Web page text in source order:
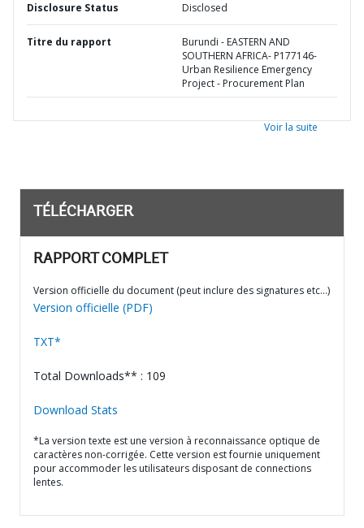
Disclosure Status Disclosed
Titre du rapport
Burundi - EASTERN AND
SOUTHERN AFRICA- P177146-
Urban Resilience Emergency
Project - Procurement Plan
Voir la suite
TÉLÉCHARGER
RAPPORT COMPLET
Version officielle du document (peut inclure des signatures etc…)
Version officielle (PDF)
TXT*
Total Downloads** : 109
Download Stats
*La version texte est une version à reconnaissance optique de
caractères non-corrigée. Cette version est fournie uniquement
pour accommoder les utilisateurs disposant de connections
lentes.